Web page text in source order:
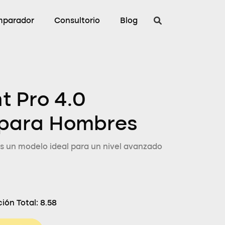
Consultorio Blog
Pro 4.0
Hombres
un modelo ideal para un nivel avanzado
Total: 8.58